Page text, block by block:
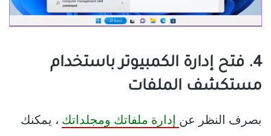
4. فتح إدارة الكمبيوتر باستخدام
مستكشف الملفات
بصرف النظر عن إدارة ملفاتك ومجلداتك ، يمكنك